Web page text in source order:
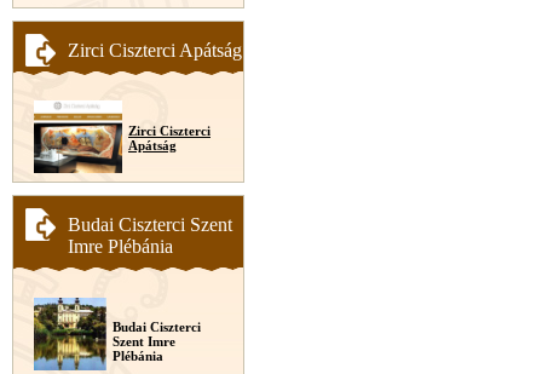
Zirci Ciszterci Apátság
Zirci Ciszterci
Apátság
Budai Ciszterci Szent
Imre Plébánia
Budai Ciszterci
Szent Imre
Plébánia